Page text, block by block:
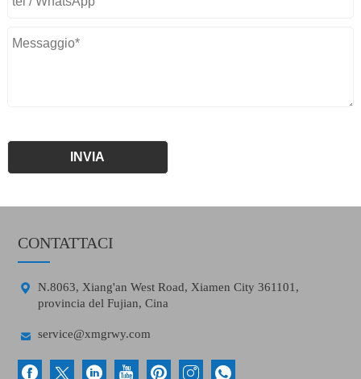
CONTATTACI

N.8063, Xiang'an West Road, Xiamen City 361101,
provincia del Fujian, Cina
 service@xmgrwy.com